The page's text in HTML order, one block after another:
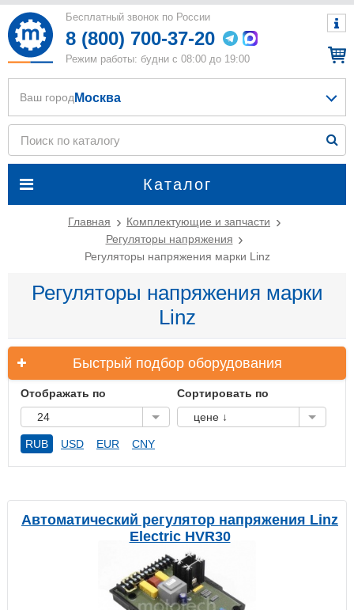
Бесплатный звонок по России
8 (800) 700-37-20
Режим работы: будни с 08:00 до 19:00
Каталог
Ваш город Москва
Главная
Комплектующие и запчасти
Регуляторы напряжения
Регуляторы напряжения марки Linz
Регуляторы напряжения марки
Linz
Быстрый подбор оборудования
Отображать по
24
Сортировать по
цене ↓
RUB USD EUR CNY
Автоматический регулятор напряжения Linz
Electric HVR30